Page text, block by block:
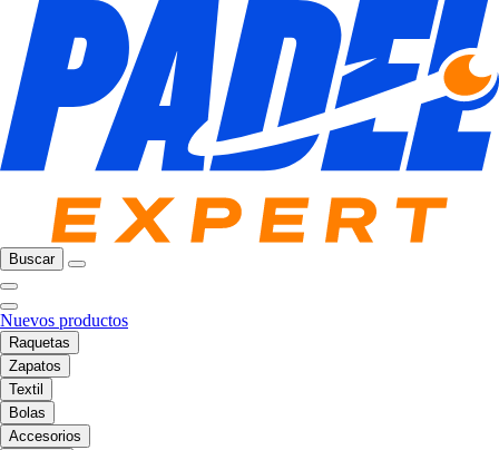
Buscar
Nuevos productos
Raquetas
Zapatos
Textil
Bolas
Accesorios